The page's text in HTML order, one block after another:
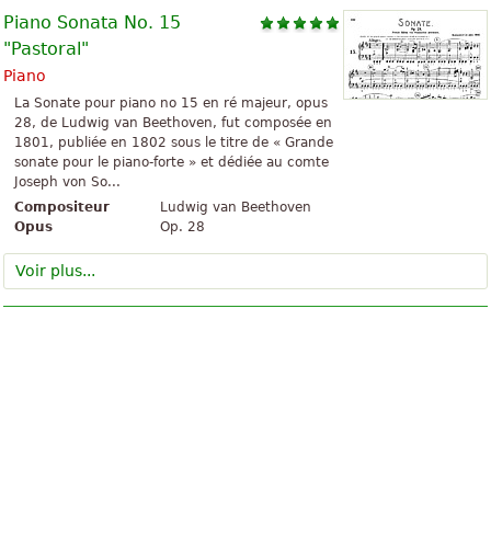
Piano Sonata No. 15
"Pastoral"
Piano
La Sonate pour piano no 15 en ré majeur, opus
28, de Ludwig van Beethoven, fut composée en
1801, publiée en 1802 sous le titre de « Grande
sonate pour le piano-forte » et dédiée au comte
Joseph von So...
Compositeur
Ludwig van Beethoven
Opus
Op. 28
Voir plus...